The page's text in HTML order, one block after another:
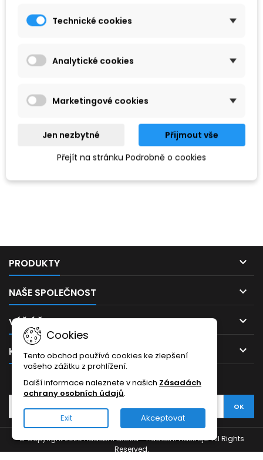
Podkategorie
PRODUKTY 
NAŠE SPOLEČNOST 
VÁŠ ÚČET 
KONTAKT 
Cookies
Tento obchod používá cookies ke zlepšení
vašeho zážitku z prohlížení.
Další informace naleznete v našich Zásadách
ochrany osobních údajů.
Exit Akceptovat
ODBĚR NOVINEK
© Copyright 2026 Hudební školka - Hudební nástroje. All Rights
Reserved.
Technické cookies
Analytické cookies
Marketingové cookies
Jen nezbytné
Přijmout vše
Přejít na stránku Podrobně o cookies